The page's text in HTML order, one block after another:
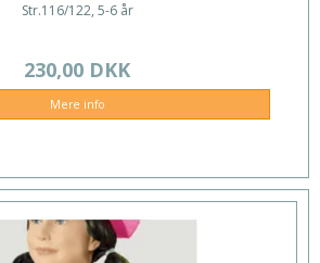
Str.116/122, 5-6 år
230,00 DKK
Mere info